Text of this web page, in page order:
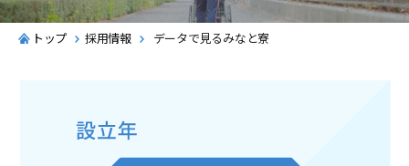
トップ 採用情報 データで見るみなと寮